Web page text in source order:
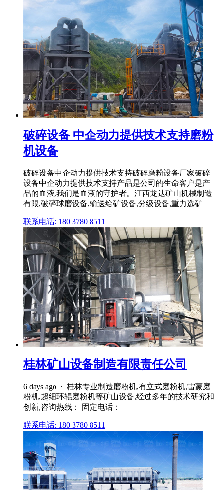
破碎设备 中企动力提供技术支持磨粉
机设备
破碎设备中企动力提供技术支持破碎磨粉设备厂家破碎
设备中企动力提供技术支持产品是公司的生命客户是产
品的血液,我们是血液的守护者。江西龙达矿山机械制造
有限,破碎球磨设备,输送给矿设备,分级设备,重力选矿
联系电话: 180 3780 8511
桂林矿山设备制造有限责任公司
6 days ago · 桂林专业制造磨粉机,有立式磨粉机,雷蒙磨
粉机,超细环辊磨粉机等矿山设备,经过多年的技术研究和
创新,咨询热线： 固定电话：
联系电话: 180 3780 8511